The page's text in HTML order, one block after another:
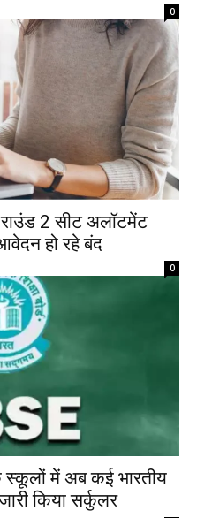
0
2 सीट अलॉटमेंट
हो रहे बंद
0
में अब कई भारतीय
किया सर्कुलर